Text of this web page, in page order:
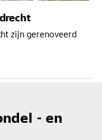
zijn gerenoveerd
- en